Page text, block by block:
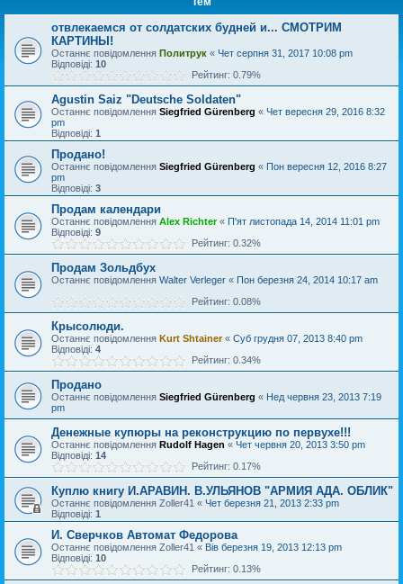
отвлекаемся от солдатских будней и... СМОТРИМ
КАРТИНЫ!
Останнє повідомлення Политрук « Чет серпня 31, 2017 10:08 pm
Відповіді: 10
Рейтинг: 0.79%
Agustin Saiz "Deutsche Soldaten"
Останнє повідомлення Siegfried Gürenberg « Чет вересня 29, 2016 8:32
pm
Відповіді: 1
Продано!
Останнє повідомлення Siegfried Gürenberg « Пон вересня 12, 2016 8:27
pm
Відповіді: 3
Продам календари
Останнє повідомлення Alex Richter« П'ят листопада 14, 2014 11:01 pm
Відповіді: 9
Рейтинг: 0.32%
Продам Зольдбух
Останнє повідомлення Walter Verleger « Пон березня 24, 2014 10:17 am
Рейтинг: 0.08%
Крысолюди.
Останнє повідомлення Kurt Shtainer« Суб грудня 07, 2013 8:40 pm
Відповіді: 4
Рейтинг: 0.34%
Продано
Останнє повідомлення Siegfried Gürenberg « Нед червня 23, 2013 7:19
pm
Денежные купюры на реконструкцию по первухе!!!
Останнє повідомлення Rudolf Hagen « Чет червня 20, 2013 3:50 pm
Відповіді: 14
Рейтинг: 0.17%
Куплю книгу И.АРАВИН. В.УЛЬЯНОВ "АРМИЯ АДА. ОБЛИК"
Останнє повідомлення Zoller41 « Чет березня 21, 2013 2:33 pm
Відповіді: 1
И. Сверчков Автомат Федорова
Останнє повідомлення Zoller41 « Вів березня 19, 2013 12:13 pm
Відповіді: 10
Рейтинг: 0.13%